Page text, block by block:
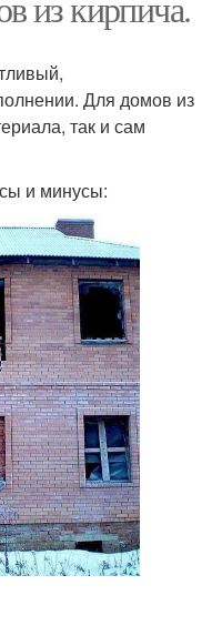
Для домов из
так и сам
и минусы: